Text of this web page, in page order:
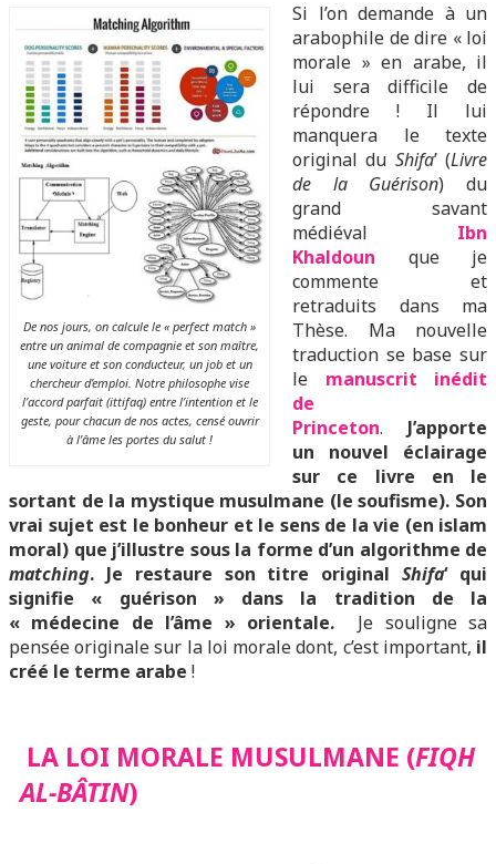
De nos jours, on calcule le « perfect match »
entre un animal de compagnie et son maître,
une voiture et son conducteur, un job et un
chercheur d’emploi. Notre philosophe vise
l’accord parfait (ittifaq) entre l’intention et le
geste, pour chacun de nos actes, censé ouvrir
à l’âme les portes du salut !
Si l’on demande à un
arabophile de dire « loi
morale » en arabe, il
lui sera difficile de
répondre ! Il lui
manquera le texte
original du Shifa’ (Livre
de la Guérison) du
grand savant
médiéval Ibn
Khaldoun que je
commente et
retraduits dans ma
Thèse. Ma nouvelle
traduction se base sur
le manuscrit inédit
de
Princeton. J’apporte
un nouvel éclairage
sur ce livre en le
sortant de la mystique musulmane (le soufisme). Son
vrai sujet est le bonheur et le sens de la vie (en islam
moral) que j’illustre sous la forme d’un algorithme de
matching. Je restaure son titre originalShifa‘ qui
signifie « guérison » dans la tradition de la
« médecine de l’âme » orientale.
Je souligne sa
pensée originale sur la loi morale dont, c’est important, il
créé le terme arabe !
LA LOI MORALE MUSULMANE (FIQH
AL-BÂTIN)